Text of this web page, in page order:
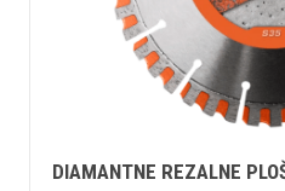
DIAMANTNE REZALNE